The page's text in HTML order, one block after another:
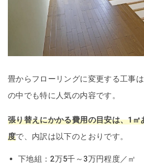
畳からフローリングに変更する工事
の中でも特に人気の内容です。
張り替えにかかる費用の目安は、1㎡
度で、内訳は以下のとおりです。
下地組：2万5千～3万円程度／㎡